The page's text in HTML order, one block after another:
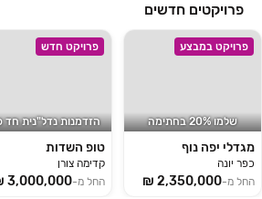
פרויקטים חדשים
פרויקט במבצע
שלמו 20% בחתימה
מגדלי יפה נוף
כפר יונה
החל מ-
פרויקט חדש
טופ השדות
קדימה צורן
החל מ-